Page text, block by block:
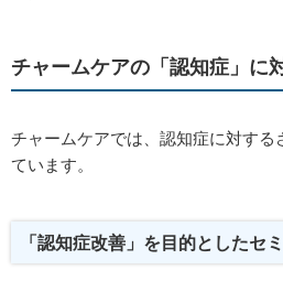
チャームケアの「認知症」に
チャームケアでは、認知症に対する
ています。
「認知症改善」を目的としたセ